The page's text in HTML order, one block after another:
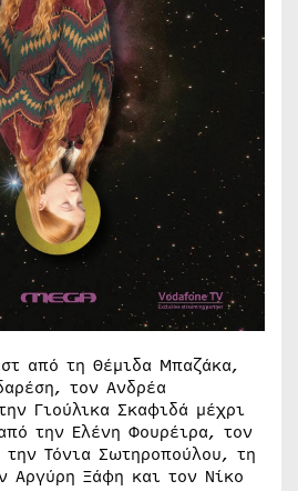
από τη Θέμιδα Μπαζάκα,
τον Ανδρέα
Γιούλικα Σκαφιδά μέχρι
την Ελένη Φουρέιρα, τον
Τόνια Σωτηροπούλου, τη
Αργύρη Ξάφη και τον Νίκο